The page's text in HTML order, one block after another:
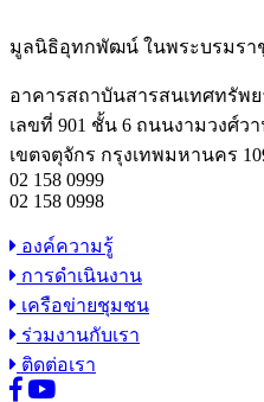
มูลนิธิอุทกพัฒน์ ในพระบรมร
อาคารสถาบันสารสนเทศทรัพ
เลขที่ 901 ชั้น 6 ถนนงามวงศ์ว
เขตจตุจักร กรุงเทพมหานคร
02 158 0999
02 158 0998
องค์ความรู้
การดำเนินงาน
เครือข่ายชุมชน
ร่วมงานกับเรา
ติดต่อเรา